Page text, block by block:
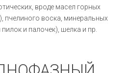
вроде масел горных
пчелиного воска, минеральных
и палочек), шелка и пр.